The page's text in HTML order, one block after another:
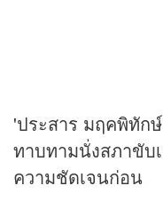
'ประสาร มฤคพิทัก
ทาบทามนั่งสภาขับ
ความชัดเจนก่อน